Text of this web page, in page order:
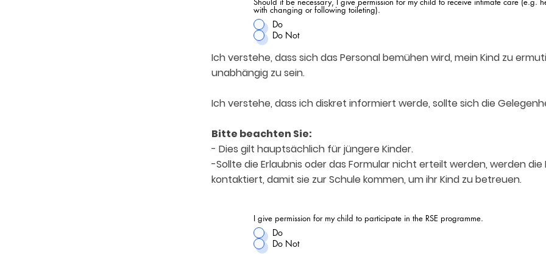
with changing or following toileting).
Do
Do Not
Ich verstehe, dass sich das Personal bemühen wird, mein Kind zu
unabhängig zu sein.
Ich verstehe, dass ich diskret informiert werde, sollte sich die
Bitte beachten Sie:
- Dies gilt hauptsächlich für jüngere Kinder.
-Sollte die Erlaubnis oder das Formular nicht erteilt werden, werden die
kontaktiert, damit sie zur Schule kommen, um ihr Kind zu betreuen.
I give permission for my child to participate in the RSE programme.
Do
Do Not